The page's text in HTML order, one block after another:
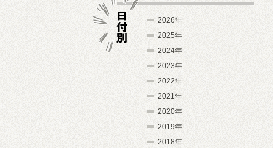
2026年
2025年
2024年
2023年
2022年
2021年
2020年
2019年
2018年